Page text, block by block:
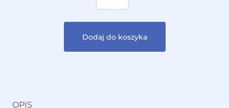
Dodaj do koszyka
OPIS